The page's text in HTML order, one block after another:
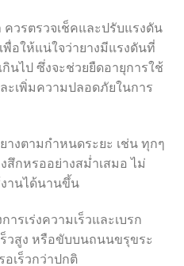
ควรตรวจเช็คและปรับแรงดัน
พื่อให้แน่ใจว่ายางมีแรงดันที่
นไป ซึ่งจะช่วยยืดอายุการใช้
ะเพิ่มความปลอดภัยในการ
างตามกำหนดระยะ เช่น ทุกๆ
สึกหรออย่างสม่ำเสมอ ไม่
านได้นานขึ้น
รเร่งความเร็วและเบรก
วสูง หรือขับบนถนนขรุขระ
อเร็วกว่าปกติ